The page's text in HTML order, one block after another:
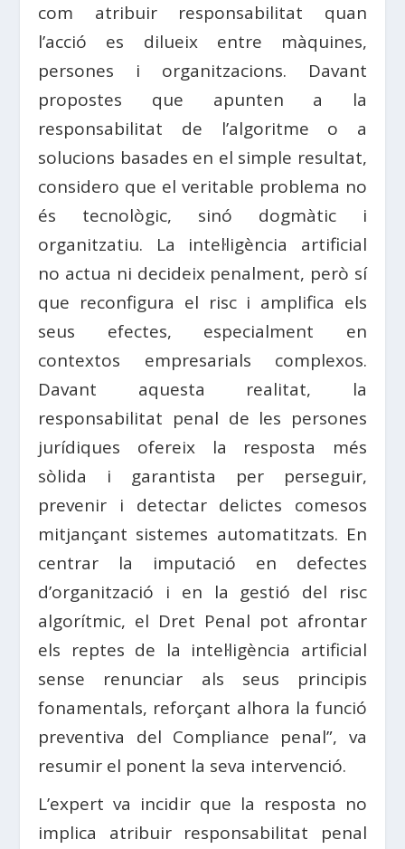
com atribuir responsabilitat quan
l’acció es dilueix entre màquines,
persones i organitzacions. Davant
propostes que apunten a la
responsabilitat de l’algoritme o a
solucions basades en el simple resultat,
considero que el veritable problema no
és tecnològic, sinó dogmàtic i
organitzatiu. La intel·ligència artificial
no actua ni decideix penalment, però sí
que reconfigura el risc i amplifica els
seus efectes, especialment en
contextos empresarials complexos.
Davant aquesta realitat, la
responsabilitat penal de les persones
jurídiques ofereix la resposta més
sòlida i garantista per perseguir,
prevenir i detectar delictes comesos
mitjançant sistemes automatitzats. En
centrar la imputació en defectes
d’organització i en la gestió del risc
algorítmic, el Dret Penal pot afrontar
els reptes de la intel·ligència artificial
sense renunciar als seus principis
fonamentals, reforçant alhora la funció
preventiva del Compliance penal”, va
resumir el ponent la seva intervenció.
L’expert va incidir que la resposta no
implica atribuir responsabilitat penal